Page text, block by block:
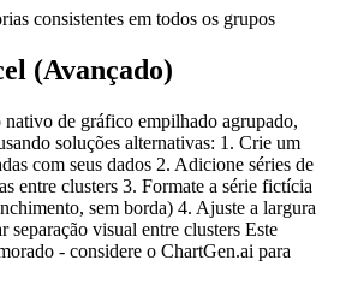
consistentes em todos os grupos
(Avançado)
de gráfico empilhado agrupado,
soluções alternativas: 1. Crie um
com seus dados 2. Adicione séries de
entre clusters 3. Formate a série fictícia
sem borda) 4. Ajuste a largura
separação visual entre clusters Este
- considere o ChartGen.ai para